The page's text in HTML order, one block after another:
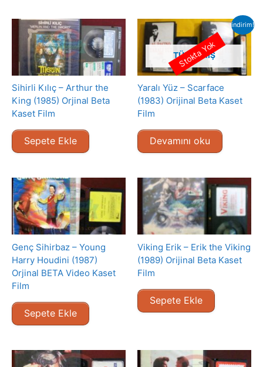
Sihirli Kılıç – Arthur the
King (1985) Orjinal Beta
Kaset Film
Sepete Ekle
indirim!
TÜKENMIŞ
Yaralı Yüz – Scarface
(1983) Orijinal Beta Kaset
Film
Devamını oku
Stokta Yok
Genç Sihirbaz – Young
Harry Houdini (1987)
Orjinal BETA Video Kaset
Film
Sepete Ekle
Viking Erik – Erik the Viking
(1989) Orijinal Beta Kaset
Film
Sepete Ekle